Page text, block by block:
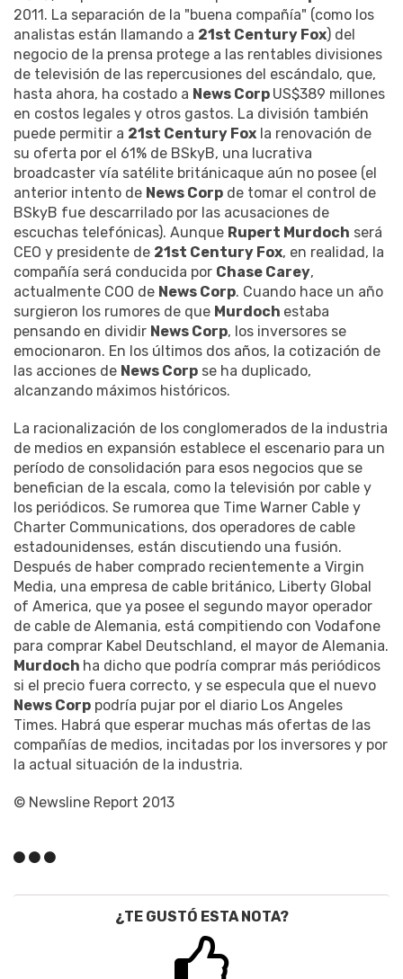
2011. La separación de la "buena compañía" (como los
analistas están llamando a 21st Century Fox) del
negocio de la prensa protege a las rentables divisiones
de televisión de las repercusiones del escándalo, que,
hasta ahora, ha costado a News Corp US$389 millones
en costos legales y otros gastos. La división también
puede permitir a 21st Century Fox la renovación de
su oferta por el 61% de BSkyB, una lucrativa
broadcaster ​​vía satélite británicaque aún no posee (el
anterior intento de News Corp de tomar el control de
BSkyB fue descarrilado por las acusaciones de
escuchas telefónicas). Aunque Rupert Murdoch será
CEO y presidente de 21st Century Fox, en realidad, la
compañía será conducida por Chase Carey,
actualmente COO de News Corp. Cuando hace un año
surgieron los rumores de que Murdoch estaba
pensando en dividir News Corp, los inversores se
emocionaron. En los últimos dos años, la cotización de
las acciones de News Corp se ha duplicado,
alcanzando máximos históricos.
La racionalización de los conglomerados de la industria
de medios en expansión establece el escenario para un
período de consolidación para esos negocios que se
benefician de la escala, como la televisión por cable y
los periódicos. Se rumorea que Time Warner Cable y
Charter Communications, dos operadores de cable
estadounidenses, están discutiendo una fusión.
Después de haber comprado recientemente a Virgin
Media, una empresa de cable británico, Liberty Global
of America, que ya posee el segundo mayor operador
de cable de Alemania, está compitiendo con Vodafone
para comprar Kabel Deutschland, el mayor de Alemania.
Murdoch ha dicho que podría comprar más periódicos
si el precio fuera correcto, y se especula que el nuevo
News Corp podría pujar por el diario Los Angeles
Times. Habrá que esperar muchas más ofertas de las
compañías de medios, incitadas por los inversores y por
la actual situación de la industria.
© Newsline Report 2013
¿TE GUSTÓ ESTA NOTA?